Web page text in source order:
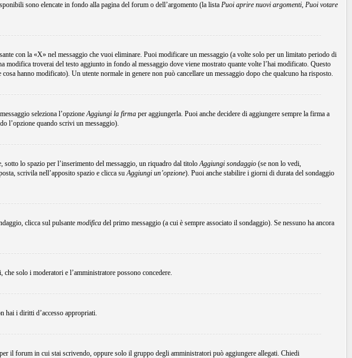
sono elencate in fondo alla pagina del forum o dell’argomento (la lista Puoi aprire nuovi argomenti, Puoi votare
con la «X» nel messaggio che vuoi eliminare. Puoi modificare un messaggio (a volte solo per un limitato periodo di
modifica troverai del testo aggiunto in fondo al messaggio dove viene mostrato quante volte l’hai modificato. Questo
hanno modificato). Un utente normale in genere non può cancellare un messaggio dopo che qualcuno ha risposto.
seleziona l’opzioneAggiungi la firma per aggiungerla. Puoi anche decidere di aggiungere sempre la firma a
l’opzione quando scrivi un messaggio).
lo spazio per l’inserimento del messaggio, un riquadro dal titoloAggiungi sondaggio (se non lo vedi,
scrivila nell’apposito spazio e clicca suAggiungi un’opzione). Puoi anche stabilire i giorni di durata del sondaggio
clicca sul pulsante modifica del primo messaggio (a cui è sempre associato il sondaggio). Se nessuno ha ancora
solo i moderatori e l’amministratore possono concedere.
hai i diritti d’accesso appropriati.
il forum in cui stai scrivendo, oppure solo il gruppo degli amministratori può aggiungere allegati. Chiedi